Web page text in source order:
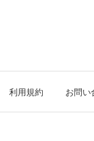
利用規約 お問い